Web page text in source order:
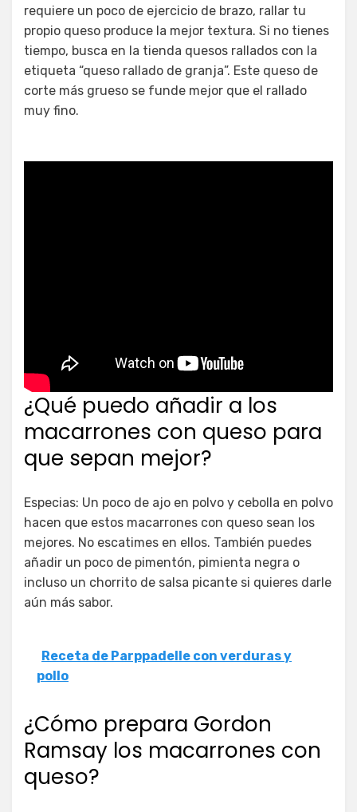
requiere un poco de ejercicio de brazo, rallar tu
propio queso produce la mejor textura. Si no tienes
tiempo, busca en la tienda quesos rallados con la
etiqueta “queso rallado de granja”. Este queso de
corte más grueso se funde mejor que el rallado
muy fino.
¿Qué puedo añadir a los
macarrones con queso para
que sepan mejor?
Especias: Un poco de ajo en polvo y cebolla en polvo
hacen que estos macarrones con queso sean los
mejores. No escatimes en ellos. También puedes
añadir un poco de pimentón, pimienta negra o
incluso un chorrito de salsa picante si quieres darle
aún más sabor.
Receta de Parppadelle con verduras y
pollo
¿Cómo prepara Gordon
Ramsay los macarrones con
queso?